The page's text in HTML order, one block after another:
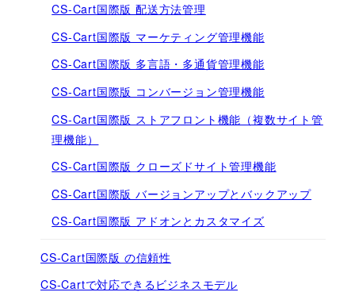
CS-Cart国際版 配送方法管理
CS-Cart国際版 マーケティング管理機能
CS-Cart国際版 多言語・多通貨管理機能
CS-Cart国際版 コンバージョン管理機能
CS-Cart国際版 ストアフロント機能（複数サイト管
理機能）
CS-Cart国際版 クローズドサイト管理機能
CS-Cart国際版 バージョンアップとバックアップ
CS-Cart国際版 アドオンとカスタマイズ
CS-Cart国際版 の信頼性
CS-Cartで対応できるビジネスモデル